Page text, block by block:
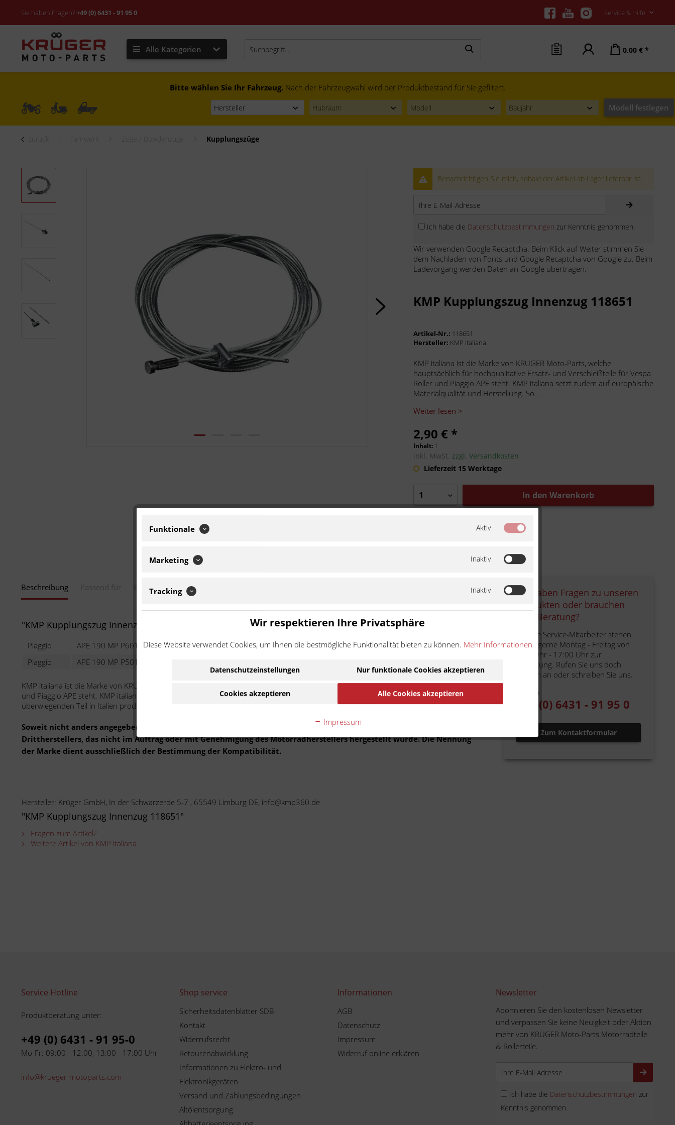
Sie haben Fragen?+49 (0) 6431 - 91 95 0 Service & Hilfe
Alle Kategorien 0,00 € *
Bitte wählen Sie Ihr Fahrzeug. Nach der Fahrzeugwahl wird der Produktbestand für Sie gefiltert.
Modell festlegen
Kupplungszüge
Benachrichtigen Sie mich, sobald der Artikel ab Lager lieferbar ist.
Ich habe die Datenschutzbestimmungen zur Kenntnis genommen.
Wir verwenden Google Recaptcha. Beim Klick auf Weiter stimmen Sie
dem Nachladen von Fonts und Google Recaptcha von Google zu. Beim
Ladevorgang werden Daten an Google übertragen.
KMP Kupplungszug Innenzug 118651
Artikel-Nr.: 118651
Hersteller: KMP italiana
KMP italiana ist die Marke von KRÜGER Moto-Parts, welche
hauptsächlich für hochqualitative Ersatz- und Verschleißteile für Vespa
Roller und Piaggio APE steht. KMP italiana setzt zudem auf europäische
Materialqualität und Herstellung. So...
Weiter lesen >
2,90 € *
Inhalt: 1
inkl. MwSt.zzgl. Versandkosten
Lieferzeit 15 Werktage
In den Warenkorb
Beschreibung Eigenschaften
"KMP Kupplungszug Innenzug 118651"
Piaggio APE 190 MP P601 190 ccm MPM1T 1978 - 1996
Zu Modell wechseln
Piaggio
APE 190 MP P501
KMP italiana ist die Marke von KRÜGER Moto-Parts, welche hauptsächlich für hochqualitative Ersatz- und Verschleißteile für Vespa Roller
und Piaggio APE steht. KMP italiana setzt zudem auf europäische Materialqualität und Herstellung. So werden KMP italiana Artikel zum
überwiegenden Teil in Italien produziert.
Soweit nicht anders angegeben: Bei der angebotenen Ware handelt es sich um ein Zubehör-/Ersatzteil eines
Drittherstellers, das nicht im Auftrag oder mit Genehmigung des Motorradherstellers hergestellt wurde. Die Nennung
der Marke dient ausschließlich der Bestimmung der Kompatibilität.
Hersteller: Krüger GmbH, In der Schwarzerde 5-7 , 65549 Limburg DE, info@kmp360.de
"KMP Kupplungszug Innenzug 118651"
Fragen zum Artikel?
Weitere Artikel von KMP italiana
Sie haben Fragen zu unseren
Produkten oder brauchen
eine Beratung?
Unsere Service-Mitarbeiter stehen
Ihnen gerne Montag - Freitag von
9:00 Uhr - 17:00 Uhr zur
Verfügung. Rufen Sie uns doch
einfach an oder schreiben Sie uns.
Telefon
+49 (0) 6431 - 91 95 0
Zum Kontaktformular
Service Hotline
Produktberatung unter:
+49 (0) 6431 - 91 95-0
Mo-Fr: 09:00 - 12:00, 13:00 - 17:00 Uhr
info@krueger-motoparts.com
Shop service
Sicherheitsdatenblätter SDB
Kontakt
Widerrufsrecht
Retourenabwicklung
Informationen zu Elektro- und
Elektronikgeräten
Versand und Zahlungsbedingungen
Altölentsorgung
Informationen
AGB
Datenschutz
Impressum
Widerruf online erklären
Newsletter
Abonnieren Sie den kostenlosen Newsletter
und verpassen Sie keine Neuigkeit oder Aktion
mehr von KRÜGER Moto-Parts Motorradteile
& Rollerteile.
Ich habe die Datenschutzbestimmungen zur
Kenntnis genommen.
Funktionale Aktiv
Marketing Inaktiv
Tracking Inaktiv
Wir respektieren Ihre Privatsphäre
Diese Website verwendet Cookies, um Ihnen die bestmögliche Funktionalität bieten zu können. Mehr Informationen
Datenschutzeinstellungen Nur funktionale Cookies akzeptieren
Cookies akzeptieren Alle Cookies akzeptieren
Impressum